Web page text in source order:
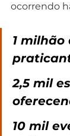
ocorrendo
1 milhão
2,5 mil
10 mil